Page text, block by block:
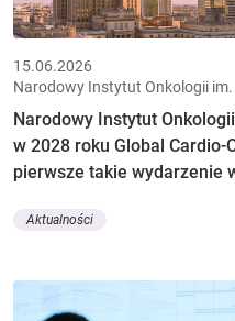
15.06.2026
Narodowy Instytut Onkologii im.
Narodowy Instytut
w 2028 roku Global Cardio-
pierwsze takie wydarzenie
Aktualności